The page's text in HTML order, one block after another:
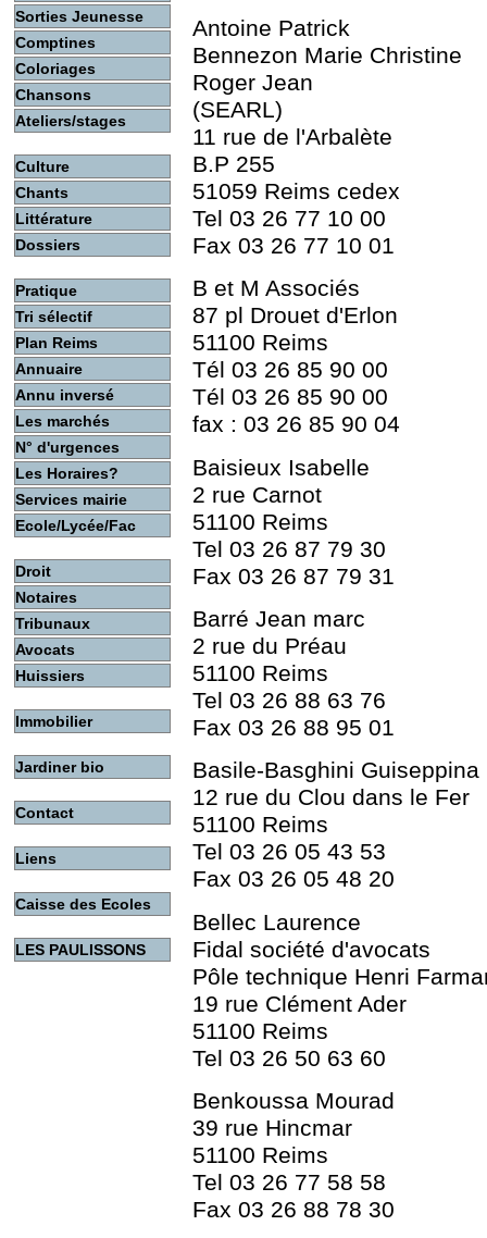
Sorties Jeunesse
Comptines
Coloriages
Chansons
Ateliers/stages
Culture
Chants
Littérature
Dossiers
Pratique
Tri sélectif
Plan Reims
Annuaire
Annu inversé
Les marchés
N° d'urgences
Les Horaires?
Services mairie
Ecole/Lycée/Fac
Droit
Notaires
Tribunaux
Avocats
Huissiers
Immobilier
Jardiner bio
Contact
Liens
Caisse des Ecoles
LES PAULISSONS
Antoine Patrick
Bennezon Marie Christine
Roger Jean
(SEARL)
11 rue de l'Arbalète
B.P 255
51059 Reims cedex
Tel 03 26 77 10 00
Fax 03 26 77 10 01
B et M Associés
87 pl Drouet d'Erlon
51100 Reims
Tél 03 26 85 90 00
Tél 03 26 85 90 00
fax : 03 26 85 90 04
Baisieux Isabelle
2 rue Carnot
51100 Reims
Tel 03 26 87 79 30
Fax 03 26 87 79 31
Barré Jean marc
2 rue du Préau
51100 Reims
Tel 03 26 88 63 76
Fax 03 26 88 95 01
Basile-Basghini Guiseppina
12 rue du Clou dans le Fer
51100 Reims
Tel 03 26 05 43 53
Fax 03 26 05 48 20
Bellec Laurence
Fidal société d'avocats
Pôle technique Henri
19 rue Clément Ader
51100 Reims
Tel 03 26 50 63 60
Benkoussa Mourad
39 rue Hincmar
51100 Reims
Tel 03 26 77 58 58
Fax 03 26 88 78 30